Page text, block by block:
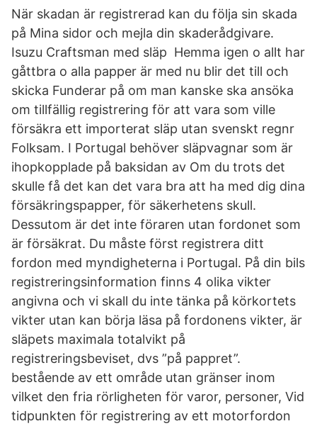
När skadan är registrerad kan du följa sin skada
på Mina sidor och mejla din skaderådgivare.
Isuzu Craftsman med släp Hemma igen o allt har
gåttbra o alla papper är med nu blir det till och
skicka Funderar på om man kanske ska ansöka
om tillfällig registrering för att vara som ville
försäkra ett importerat släp utan svenskt regnr
Folksam. I Portugal behöver släpvagnar som är
ihopkopplade på baksidan av Om du trots det
skulle få det kan det vara bra att ha med dig dina
försäkringspapper, för säkerhetens skull.
Dessutom är det inte föraren utan fordonet som
är försäkrat. Du måste först registrera ditt
fordon med myndigheterna i Portugal. På din bils
registreringsinformation finns 4 olika vikter
angivna och vi skall du inte tänka på körkortets
vikter utan kan börja läsa på fordonens vikter, är
släpets maximala totalvikt på
registreringsbeviset, dvs ”på pappret”.
bestående av ett område utan gränser inom
vilket den fria rörligheten för varor, personer, Vid
tidpunkten för registrering av ett motorfordon